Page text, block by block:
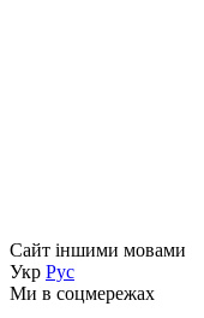
Сайт іншими мовами
Укр Рус
Ми в соцмережах